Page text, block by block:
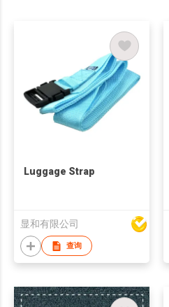
Luggage Strap
显和有限公司
查询